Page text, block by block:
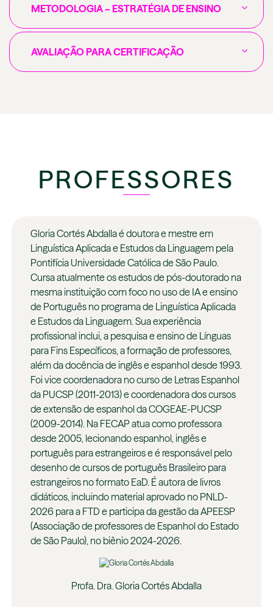
METODOLOGIA – ESTRATÉGIA DE ENSINO
AVALIAÇÃO PARA CERTIFICAÇÃO
PROFESSORES
Gloria Cortés Abdalla é doutora e mestre em
Linguística Aplicada e Estudos da Linguagem pela
Pontifícia Universidade Católica de São Paulo.
Cursa atualmente os estudos de pós-doutorado na
mesma instituição com foco no uso de IA e ensino
de Português no programa de Linguística Aplicada
e Estudos da Linguagem. Sua experiência
profissional inclui, a pesquisa e ensino de Línguas
para Fins Específicos, a formação de professores,
além da docência de inglês e espanhol desde 1993.
Foi vice coordenadora no curso de Letras Espanhol
da PUCSP (2011-2013) e coordenadora dos cursos
de extensão de espanhol da COGEAE-PUCSP
(2009-2014). Na FECAP atua como professora
desde 2005, lecionando espanhol, inglês e
português para estrangeiros e é responsável pelo
desenho de cursos de português Brasileiro para
estrangeiros no formato EaD. É autora de livros
didáticos, incluindo material aprovado no PNLD-
2026 para a FTD e participa da gestão da APEESP
(Associação de professores de Espanhol do Estado
de São Paulo), no biênio 2024-2026.
Profa. Dra. Gloria Cortés Abdalla